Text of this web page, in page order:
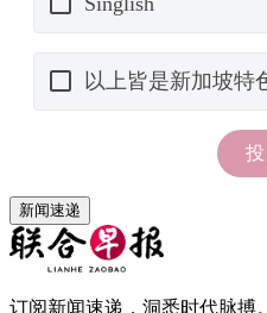
新闻速递
订阅新闻速递，洞悉时代脉搏。